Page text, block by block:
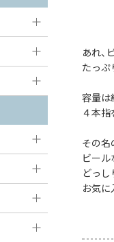
あれ、
たっぷ
容量は
４本指
その名
ビール
どっし
お気に